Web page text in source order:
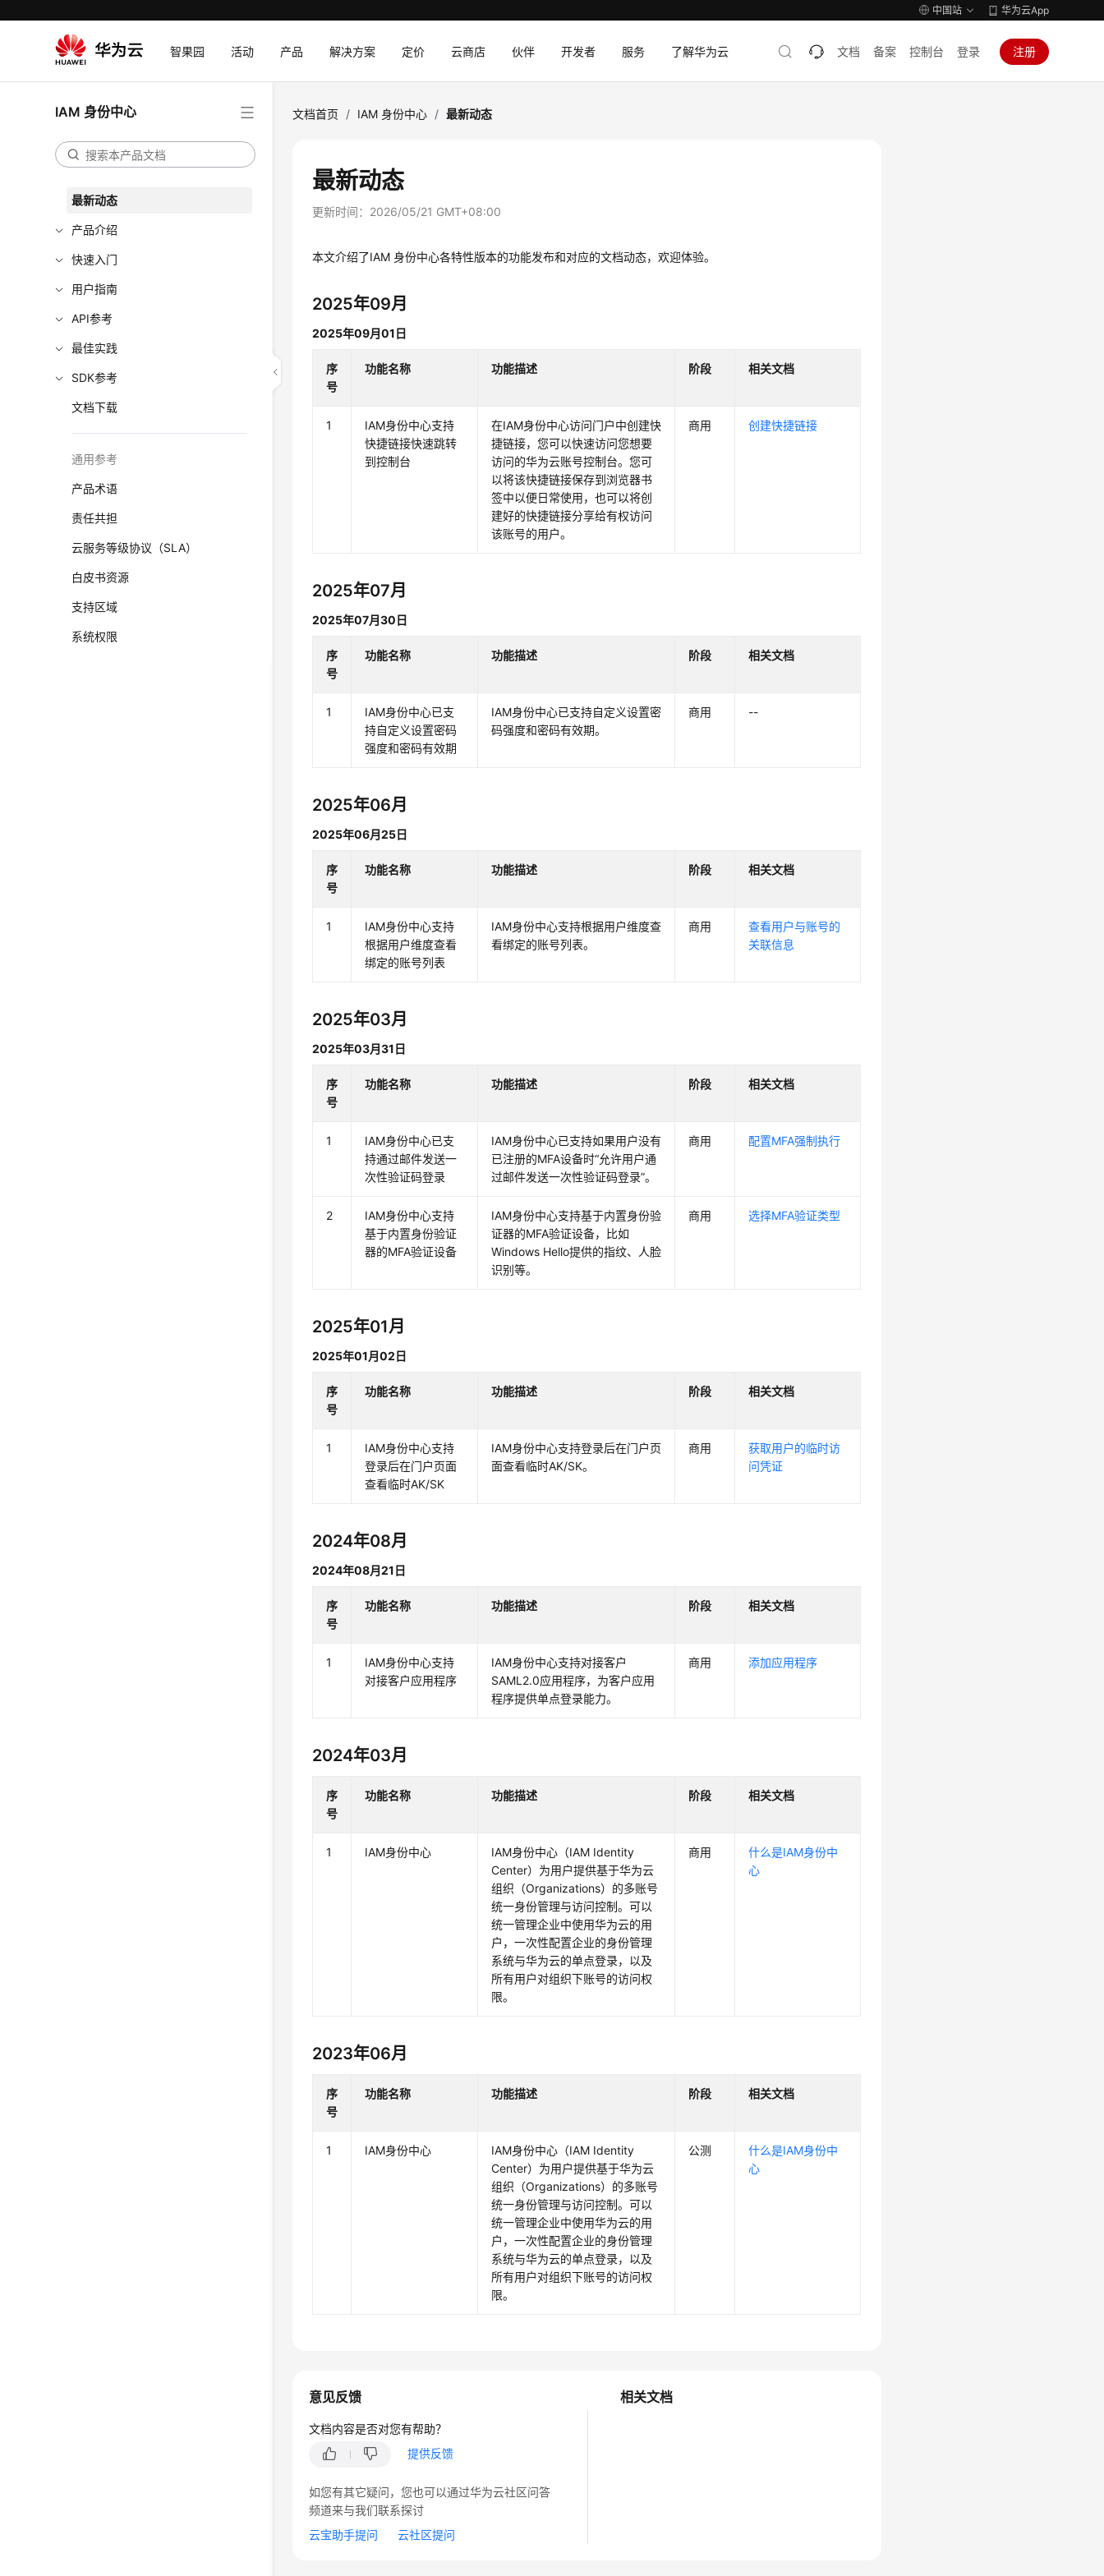
中国站 华为云App
智果园 活动 产品 解决方案 定价 云商店 伙伴 开发者 服务 了解华为云 文档 备案 控制台 登录 注册
IAM 身份中心
最新动态
产品介绍
快速入门
用户指南
API参考
最佳实践
SDK参考
文档下载
通用参考
产品术语
责任共担
云服务等级协议（SLA）
白皮书资源
支持区域
系统权限
文档首页 / IAM 身份中心 / 最新动态
最新动态
更新时间： 2026/05/21 GMT+08:00
本文介绍了IAM 身份中心各特性版本的功能发布和对应的文档动态，欢迎体验。
2025年09月
2025年09月01日
序
号
功能名称 功能描述 阶段 相关文档
1
IAM身份中心支持
快捷链接快速跳转
到控制台
在IAM身份中心访问门户中创建快
捷链接，您可以快速访问您想要
访问的华为云账号控制台。您可
以将该快捷链接保存到浏览器书
签中以便日常使用，也可以将创
建好的快捷链接分享给有权访问
该账号的用户。
商用 创建快捷链接
2025年07月
2025年07月30日
序
号
功能名称 功能描述 阶段 相关文档
1
IAM身份中心已支
持自定义设置密码
强度和密码有效期
IAM身份中心已支持自定义设置密
码强度和密码有效期。
商用 --
2025年06月
2025年06月25日
序
号
功能名称 功能描述 阶段 相关文档
1
IAM身份中心支持
根据用户维度查看
绑定的账号列表
IAM身份中心支持根据用户维度查
看绑定的账号列表。
商用
查看用户与账号的
关联信息
2025年03月
2025年03月31日
序
号
功能名称 功能描述 阶段 相关文档
1
IAM身份中心已支
持通过邮件发送一
次性验证码登录
IAM身份中心已支持如果用户没有
已注册的MFA设备时“允许用户通
过邮件发送一次性验证码登录”。
商用 配置MFA强制执行
2
IAM身份中心支持
基于内置身份验证
器的MFA验证设备
IAM身份中心支持基于内置身份验
证器的MFA验证设备，比如
Windows Hello提供的指纹、人脸
识别等。
商用 选择MFA验证类型
2025年01月
2025年01月02日
序
号
功能名称 功能描述 阶段 相关文档
1
IAM身份中心支持
登录后在门户页面
查看临时AK/SK
IAM身份中心支持登录后在门户页
面查看临时AK/SK。
商用
获取用户的临时访
问凭证
2024年08月
2024年08月21日
序
号
功能名称 功能描述 阶段 相关文档
1
IAM身份中心支持
对接客户应用程序
IAM身份中心支持对接客户
SAML2.0应用程序，为客户应用
程序提供单点登录能力。
商用 添加应用程序
2024年03月
序
号
功能名称 功能描述 阶段 相关文档
1 IAM身份中心
IAM身份中心（IAM Identity
Center）为用户提供基于华为云
组织（Organizations）的多账号
统一身份管理与访问控制。可以
统一管理企业中使用华为云的用
户，一次性配置企业的身份管理
系统与华为云的单点登录，以及
所有用户对组织下账号的访问权
限。
商用
什么是IAM身份中
心
2023年06月
序
号
功能名称 功能描述 阶段 相关文档
1 IAM身份中心
IAM身份中心（IAM Identity
Center）为用户提供基于华为云
组织（Organizations）的多账号
统一身份管理与访问控制。可以
统一管理企业中使用华为云的用
户，一次性配置企业的身份管理
系统与华为云的单点登录，以及
所有用户对组织下账号的访问权
限。
公测
什么是IAM身份中
心
相关文档
意见反馈
文档内容是否对您有帮助？
提供反馈
如您有其它疑问，您也可以通过华为云社区问答
频道来与我们联系探讨
云宝助手提问
云社区提问